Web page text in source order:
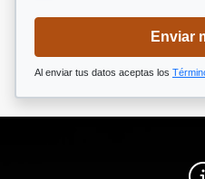
Enviar
Al enviar tus datos aceptas los